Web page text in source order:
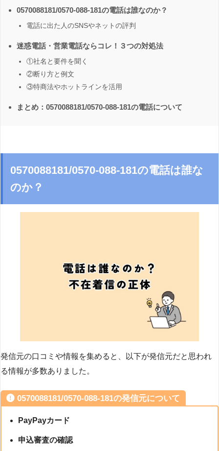
0570088181/0570-088-181の電話は誰なのか？
電話に出た人のSNSやネットの評判
迷惑電話・営業電話ならコレ！３つの対処法
①社名と要件を聞く
②断り方と例文
③特商法やホットラインを活用
まとめ：0570088181/0570-088-181の電話について
0570088181/0570-088-181の電話は誰な
のか？
発信元の口コミや情報を集めると、以下が発信元だと思われ
る情報が多数ありました。
0570088181/0570-088-181の発信元について
PayPayカード
申込審査の確認